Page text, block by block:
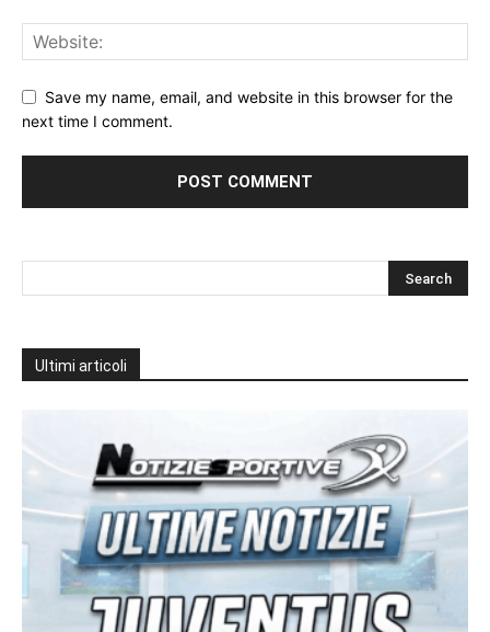
Save my name, email, and website in this browser for the
next time I comment.
Ultimi articoli